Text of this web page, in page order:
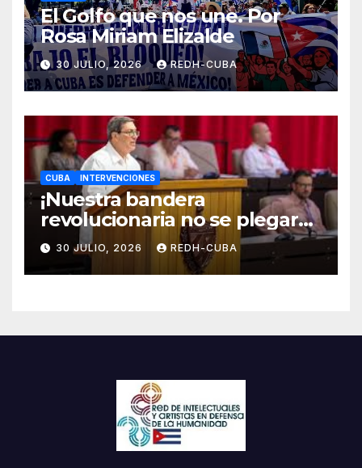
El Golfo que nos une. Por
Rosa Miriam Elizalde
30 JULIO, 2026 REDH-CUBA
CUBA INTERVENCIONES
¡Nuestra bandera
revolucionaria no se plegará
jamás! Por Bruno Rodríguez
Parrilla
30 JULIO, 2026 REDH-CUBA